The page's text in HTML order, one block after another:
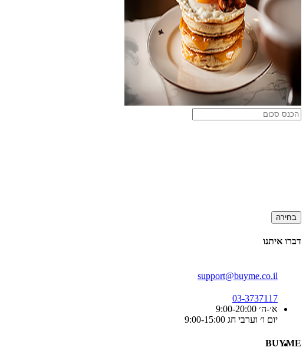
בחירה
דברו איתנו
support@buyme.co.il
03-3737117
א׳-ה׳ 9:00-20:00
יום ו׳ וערבי חג 9:00-15:00
BUYME